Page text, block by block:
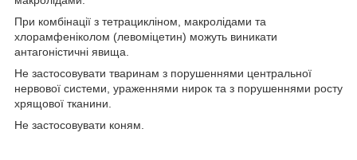
При комбінації з тетрацикліном, макролідами та
хлорамфеніколом (левоміцетин) можуть виникати
антагоністичні явища.
Не застосовувати тваринам з порушеннями центральної
нервової системи, ураженнями нирок та з порушеннями росту
хрящової тканини.
Не застосовувати коням.